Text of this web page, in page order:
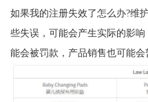
如果我的注册失效了怎么办?维
些失误，可能会产生实际的影
能会被罚款，产品销售也可能会